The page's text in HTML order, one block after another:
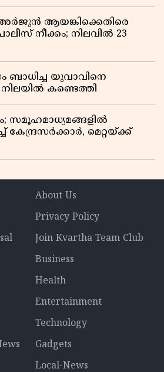
ആയങ്കിക്കെതിരെ
നീക്കം; നിലവിൽ 23
ബാധിച്ച യുവാവിനെ
നിലയിൽ കണ്ടെത്തി
സമൂഹമാധ്യമങ്ങളിൽ
കേന്ദ്രസർക്കാർ, മെറ്റയ്ക്ക്
About Us
Privacy Policy
Join Kvartha Team Club
Business
Health
Entertainment
Technology
Gadgets
Local-News